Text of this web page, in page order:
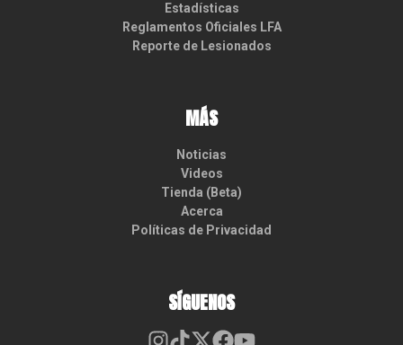
Estadísticas
Reglamentos Oficiales LFA
Reporte de Lesionados
MÁS
Noticias
Videos
Tienda (Beta)
Acerca
Políticas de Privacidad
SÍGUENOS